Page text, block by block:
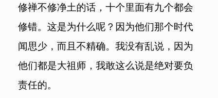
修禅不修净土的话，十个里面有九个都会
修错。这是为什么呢？因为他们那个时代
闻思少，而且不精确。我没有乱说，因为
他们都是大祖师，我敢这么说是绝对要负
责任的。